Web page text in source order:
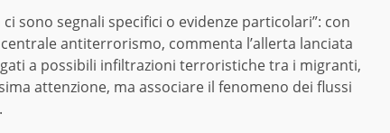
ci sono segnali specifici o evidenze particolari”: con
antiterrorismo, commenta l’allerta lanciata
a possibili infiltrazioni terroristiche tra i migranti,
attenzione, ma associare il fenomeno dei flussi